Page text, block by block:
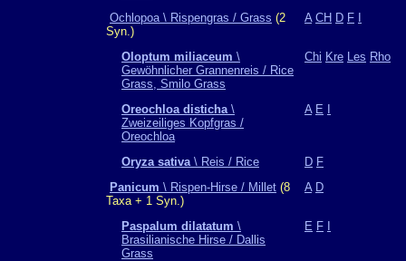
Ochlopoa \ Rispengras / Grass (2
Syn.)
A CH D F
Oloptum miliaceum \
Gewöhnlicher Grannenreis / Rice
Grass, Smilo Grass
Chi Kre Les Rho
Oreochloa disticha\
Zweizeiliges Kopfgras /
Oreochloa
A E
Oryza sativa\ Reis / Rice D F
Panicum \ Rispen-Hirse / Millet (8
Taxa + 1 Syn.)
A D
Paspalum dilatatum \
Brasilianische Hirse / Dallis
Grass
E F